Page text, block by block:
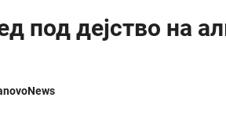
под дејство на